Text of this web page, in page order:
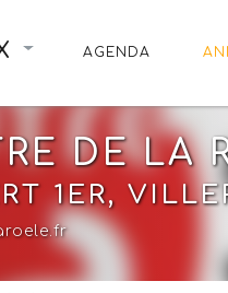
AGENDA
DE LA
1ER,